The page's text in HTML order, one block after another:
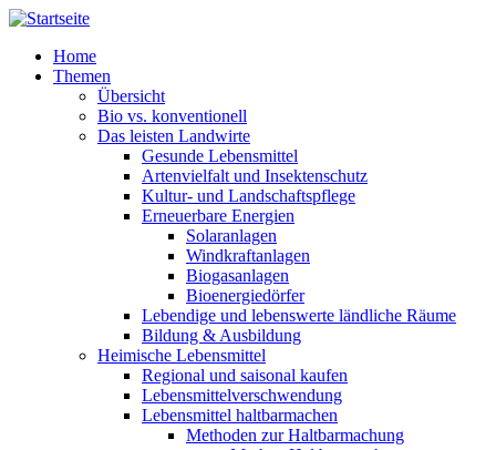
Direkt zum Inhalt
Home
Themen
Übersicht
Bio vs. konventionell
Das leisten Landwirte
Gesunde Lebensmittel
Artenvielfalt und Insektenschutz
Kultur- und Landschaftspflege
Erneuerbare Energien
Solaranlagen
Windkraftanlagen
Biogasanlagen
Bioenergiedörfer
Lebendige und lebenswerte ländliche Räume
Bildung & Ausbildung
Heimische Lebensmittel
Regional und saisonal kaufen
Lebensmittelverschwendung
Lebensmittel haltbarmachen
Methoden zur Haltbarmachung